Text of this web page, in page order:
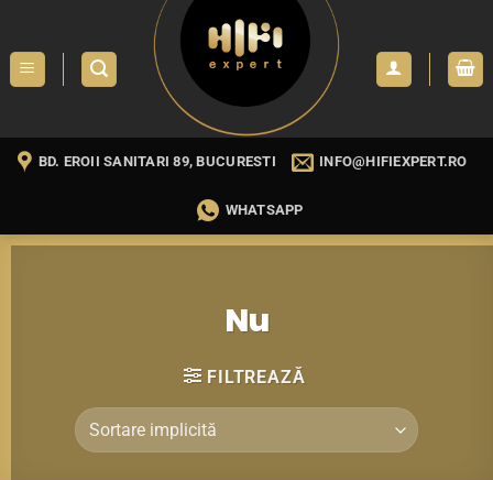
content
BD. EROII SANITARI 89, BUCURESTI INFO@HIFIEXPERT.RO
WHATSAPP
Nu
FILTREAZĂ